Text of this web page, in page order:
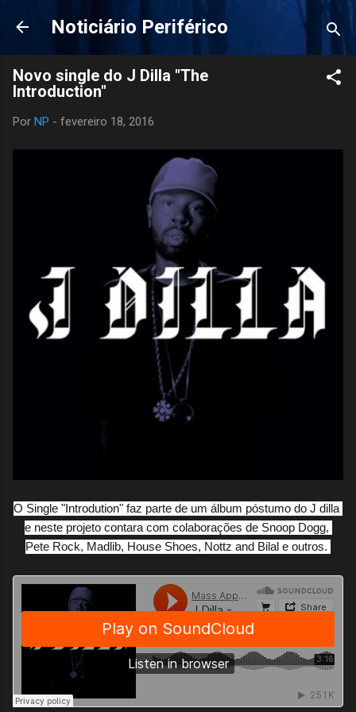
Pular para o conteúdo principal
Noticiário Periférico
Novo single do J Dilla "The
Introduction"
Por NP - fevereiro 18, 2016
O Single "Introdution" faz parte de um álbum póstumo do J dilla
e neste projeto contara com colaborações de Snoop Dogg,
Pete Rock, Madlib, House Shoes, Nottz and Bilal e outros.